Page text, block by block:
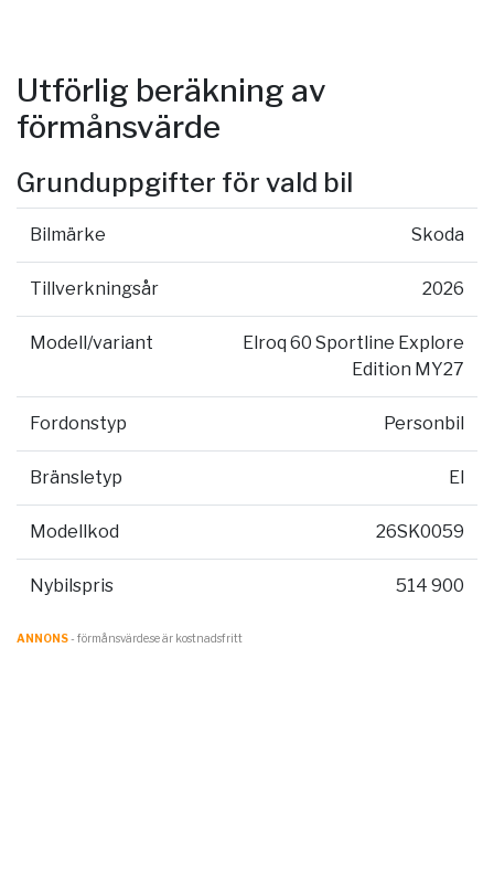
Utförlig beräkning av
förmånsvärde
Grunduppgifter för vald bil
Bilmärke Skoda
Tillverkningsår 2026
Modell/variant
Elroq 60 Sportline Explore
Edition MY27
Fordonstyp Personbil
Bränsletyp El
Modellkod 26SK0059
Nybilspris 514 900
ANNONS- förmånsvärde.se är kostnadsfritt